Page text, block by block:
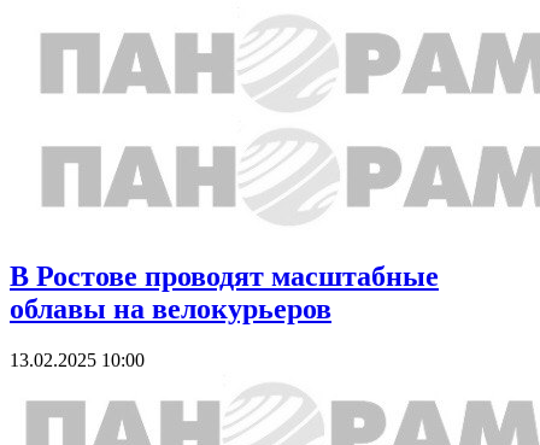
В Ростове проводят масштабные
облавы на велокурьеров
13.02.2025 10:00